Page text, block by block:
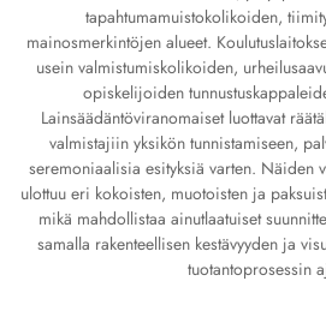
tapahtumamuistokolikoiden,
mainosmerkintöjen alueet.
usein valmistumiskolikoiden,
opiskelijoiden
Lainsäädäntöviranomaiset luottavat
valmistajiin yksikön tunnistamiseen,
seremoniaalisia esityksiä varten. Näiden
ulottuu eri kokoisten, muotoisten ja
mikä mahdollistaa ainutlaatuiset
samalla rakenteellisen kestävyyden ja
tuotantoprosessin